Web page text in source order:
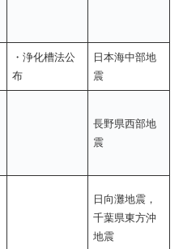
・浄化槽法公
布
日本海中部地
震
長野県西部地
震
日向灘地震，
千葉県東方沖
地震